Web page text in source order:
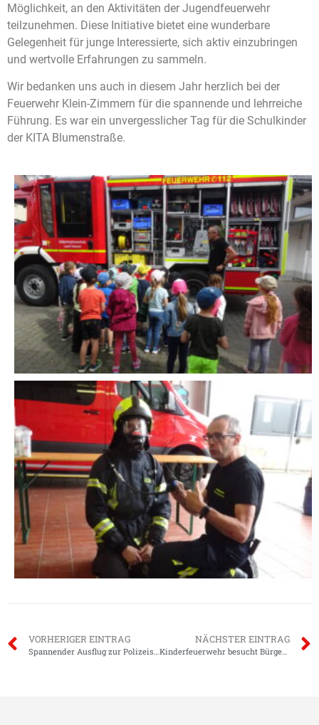
Möglichkeit, an den Aktivitäten der Jugendfeuerwehr
teilzunehmen. Diese Initiative bietet eine wunderbare
Gelegenheit für junge Interessierte, sich aktiv einzubringen
und wertvolle Erfahrungen zu sammeln.
Wir bedanken uns auch in diesem Jahr herzlich bei der
Feuerwehr Klein-Zimmern für die spannende und lehrreiche
Führung. Es war ein unvergesslicher Tag für die Schulkinder
der KITA Blumenstraße.
VORHERIGER EINTRAG
Spannender Ausflug zur Polizeistation Dieburg für die Kinderfeuerwehr Klein-Zimmern
NÄCHSTER EINTRAG
Kinderfeuerwehr besucht Bürgermeister Mark Pullmann